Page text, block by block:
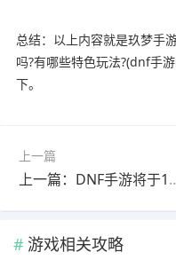
总结：以上内容就是玖梦手
吗?有哪些特色玩法?(dnf手
下。
上一篇
上一篇：DNF手游将于11.25日再次内测，
游戏相关攻略